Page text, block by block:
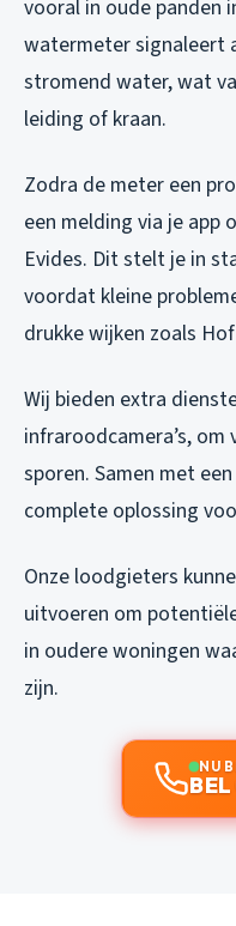
vooral in oude panden
watermeter signaleert
stromend water, wat
leiding of kraan.
Zodra de meter een
een melding via je app
Evides. Dit stelt je in
voordat kleine
drukke wijken zoals
Wij bieden extra
infraroodcamera’s,
sporen. Samen met
complete oplossing
Onze loodgieters
uitvoeren om
in oudere woningen
zijn.
NU